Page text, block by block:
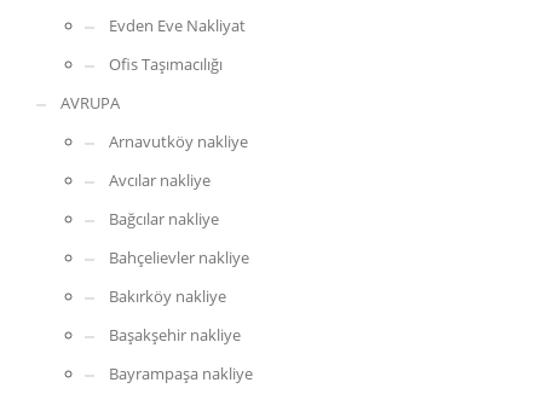
Evden Eve Nakliyat
Ofis Taşımacılığı
AVRUPA
Arnavutköy nakliye
Avcılar nakliye
Bağcılar nakliye
Bahçelievler nakliye
Bakırköy nakliye
Başakşehir nakliye
Bayrampaşa nakliye